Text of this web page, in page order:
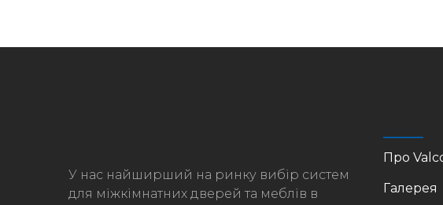
У нас найширший на ринку вибір систем
для міжкімнатних дверей та меблів в
Про
Галерея